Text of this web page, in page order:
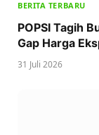
BERITA TERBARU
POPSI Tagih
Gap Harga
31 Juli 2026